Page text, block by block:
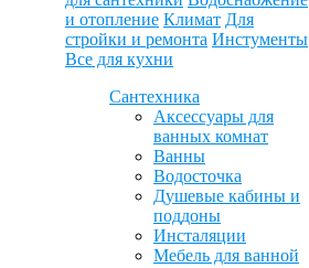
и отопление Климат Для
стройки и ремонта Инстументы
Все для кухни
Сантехника
Аксессуары для
ванных комнат
Ванны
Водосточка
Душевые кабины и
поддоны
Инсталяции
Мебель для ванной